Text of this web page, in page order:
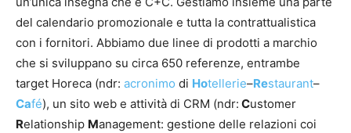
del calendario promozionale e tutta la contrattualistica
con i fornitori. Abbiamo due linee di prodotti a marchio
che si sviluppano su circa 650 referenze, entrambe
target Horeca (ndr: acronimo di Hotellerie–Restaurant–
Café), un sito web e attività di CRM (ndr: Customer
Relationship Management: gestione delle relazioni coi